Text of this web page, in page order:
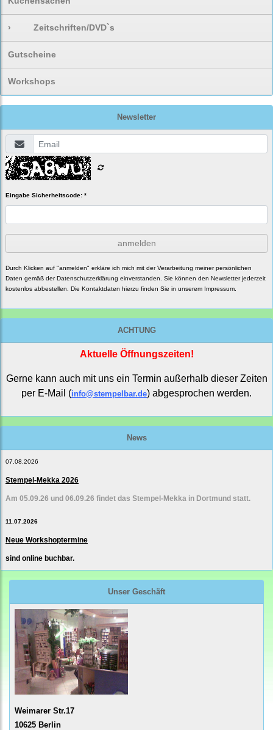
› Zeitschriften/DVD`s
Gutscheine
Workshops
Newsletter
Eingabe Sicherheitscode: *
anmelden
Durch Klicken auf "anmelden" erkläre ich mich mit der Verarbeitung meiner persönlichen
Daten gemäß der Datenschutzerklärung einverstanden. Sie können den Newsletter jederzeit
kostenlos abbestellen. Die Kontaktdaten hierzu finden Sie in unserem Impressum.
ACHTUNG
Aktuelle Öffnungszeiten!
Gerne kann auch mit uns ein Termin außerhalb dieser Zeiten
per E-Mail (info@stempelbar.de) abgesprochen werden.
News
07.08.2026
Stempel-Mekka 2026
Am 05.09.26 und 06.09.26 findet das Stempel-Mekka in Dortmund statt.
11.07.2026
Neue Workshoptermine
sind online buchbar.
Unser Geschäft
Weimarer Str.17
10625 Berlin